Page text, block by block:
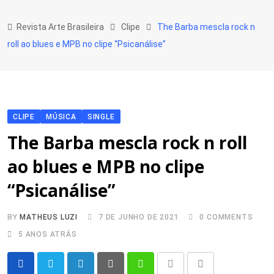
to
content
Revista Arte Brasileira Clipe
The Barba mescla rock n
roll ao blues e MPB no clipe “Psicanálise”
CLIPE MÚSICA SINGLE
The Barba mescla rock n roll
ao blues e MPB no clipe
“Psicanálise”
BY MATHEUS LUZI 7 DE JUNHO DE 2021 0 COMMENTS
5 ANOS ATRÁS